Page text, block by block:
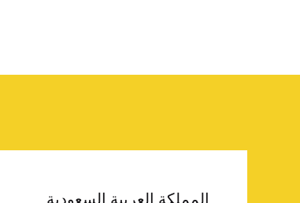
المملكة العربية السعودية